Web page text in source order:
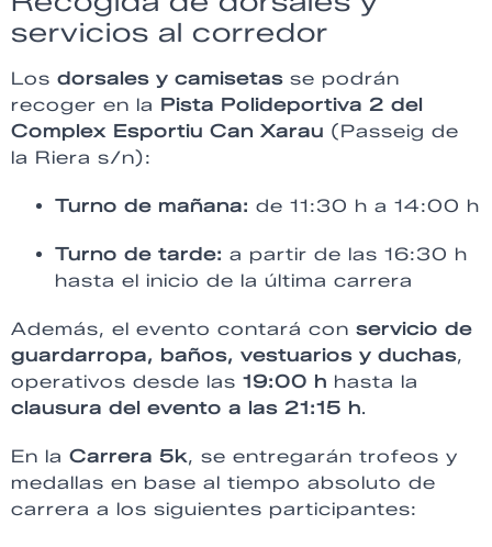
servicios al corredor
Los dorsales y camisetas se podrán
recoger en la Pista Polideportiva 2 del
Complex Esportiu Can Xarau (Passeig de
la Riera s/n):
Turno de mañana: de 11:30 h a 14:00 h
Turno de tarde: a partir de las 16:30 h
hasta el inicio de la última carrera
Además, el evento contará con servicio de
guardarropa, baños, vestuarios y duchas,
operativos desde las 19:00 h hasta la
clausura del evento a las 21:15 h.
En la Carrera 5k, se entregarán trofeos y
medallas en base al tiempo absoluto de
carrera a los siguientes participantes: